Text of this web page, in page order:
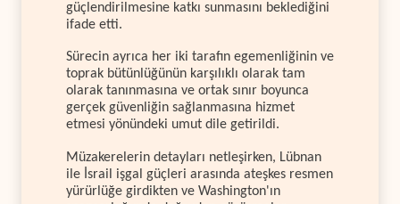
güçlendirilmesine katkı sunmasını beklediğini
ifade etti.
Sürecin ayrıca her iki tarafın egemenliğinin ve
toprak bütünlüğünün karşılıklı olarak tam
olarak tanınmasına ve ortak sınır boyunca
gerçek güvenliğin sağlanmasına hizmet
etmesi yönündeki umut dile getirildi.
Müzakerelerin detayları netleşirken, Lübnan
ile İsrail işgal güçleri arasında ateşkes resmen
yürürlüğe girdikten ve Washington'ın